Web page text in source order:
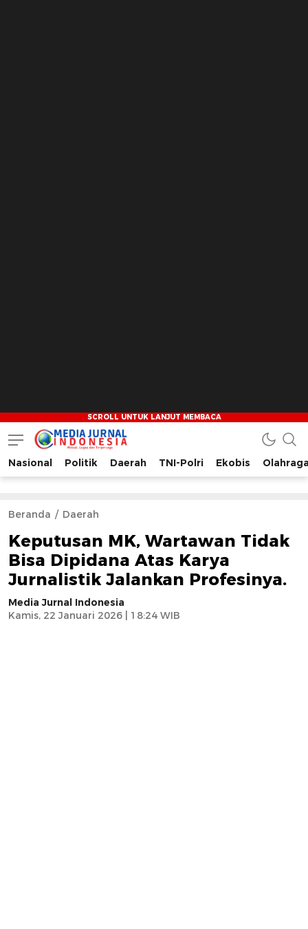
Media Jurnal Indonesia
Bersama Membangun Indonesia
Nasional Politik Daerah TNI-Polri Ekobis
Beranda Daerah
Keputusan MK, Wartawan Tidak
Bisa Dipidana Atas Karya
Jurnalistik Jalankan Profesinya.
Media Jurnal Indonesia
Kamis, 22 Januari 2026 | 18:24 WIB